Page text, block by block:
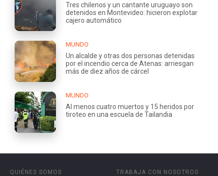
Tres chilenos y un cantante uruguayo son
detenidos en Montevideo: hicieron explotar
cajero automático
MUNDO
Un alcalde y otras dos personas detenidas
por el incendio cerca de Atenas: arriesgan
más de diez años de cárcel
MUNDO
Al menos cuatro muertos y 15 heridos por
tiroteo en una escuela de Tailandia
QUIÉNES SOMOS
TRABAJA CON NOSOTROS